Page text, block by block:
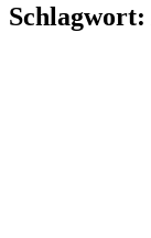
Schlagwort: